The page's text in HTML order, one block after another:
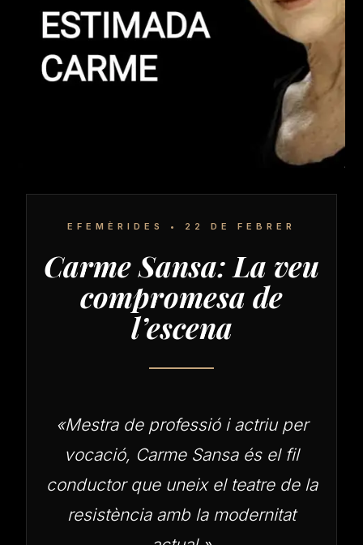
EFEMÈRIDES • 22 DE FEBRER
Carme Sansa: La veu
compromesa de
l’escena
«Mestra de professió i actriu per
vocació, Carme Sansa és el fil
conductor que uneix el teatre de la
resistència amb la modernitat